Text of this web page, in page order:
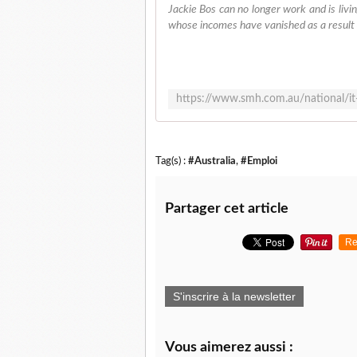
Jackie Bos can no longer work and is
whose incomes have vanished as a
Tag(s) : #Australia, #Emploi
Partager cet article
S'inscrire à la newsletter
Vous aimerez aussi :